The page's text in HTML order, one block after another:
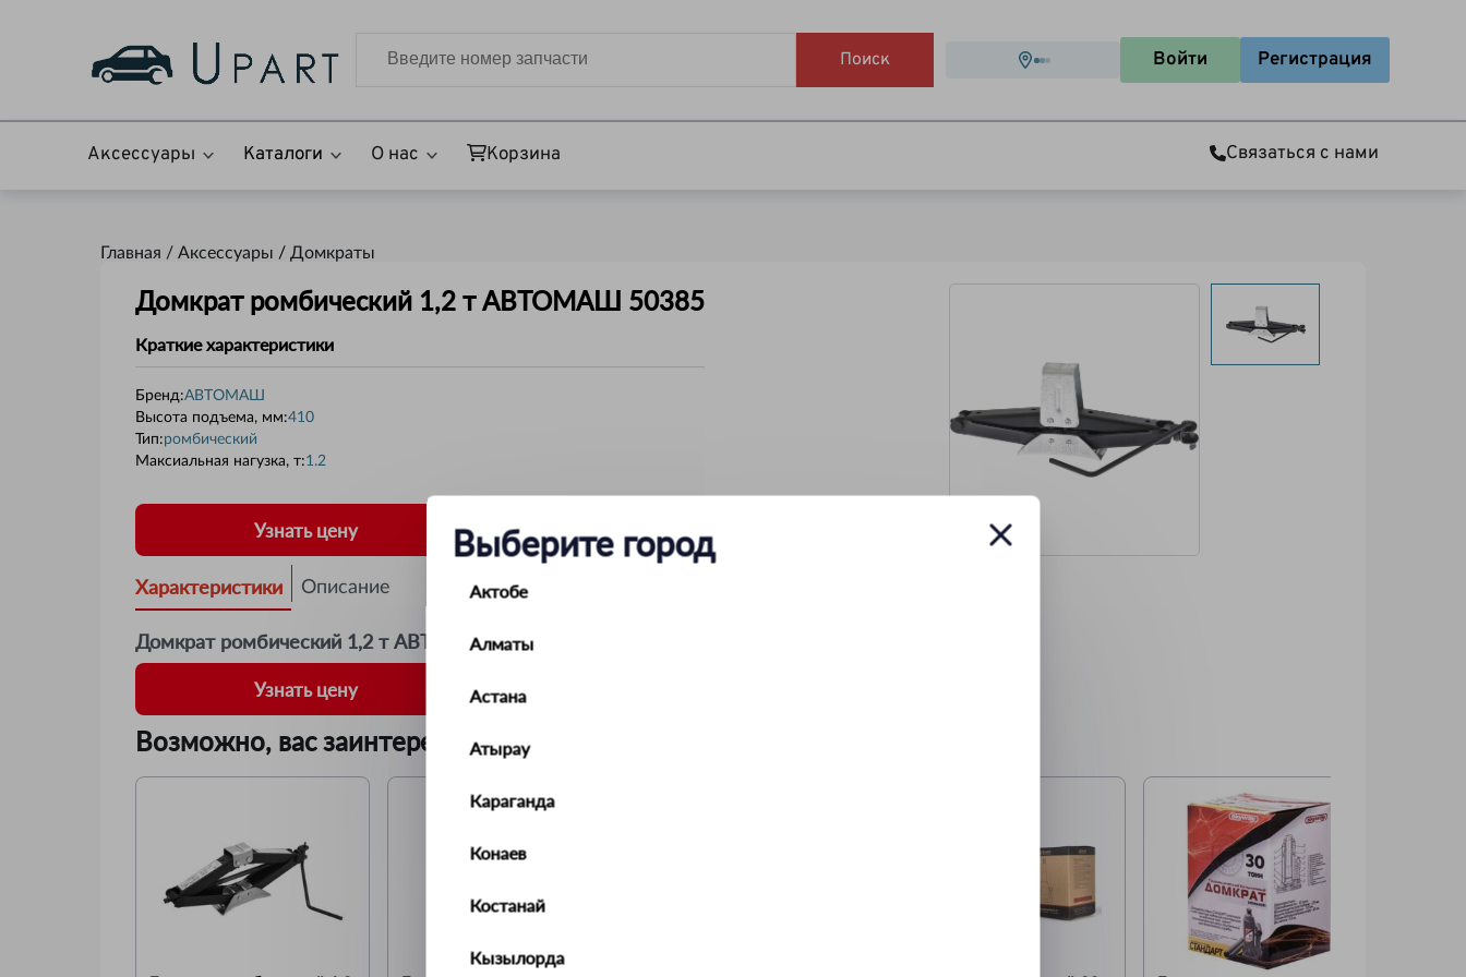
Поиск
Выберите город
Актобе
Алматы
Астана
Атырау
Караганда
Конаев
Костанай
Кызылорда
Войти Регистрация
Аксессуары Каталоги О нас Корзина Связаться с нами
Главная / Аксессуары / Домкраты
Домкрат ромбический 1,2 т АВТОМАШ 50385
Краткие характеристики
Бренд:АВТОМАШ
Высота подъема, мм:410
Тип:ромбический
Максиальная нагузка, т:1.2
Узнать цену
Характеристики Описание
Домкрат ромбический 1,2 т АВТОМАШ 50385
Узнать цену
Возможно, вас заинтересует